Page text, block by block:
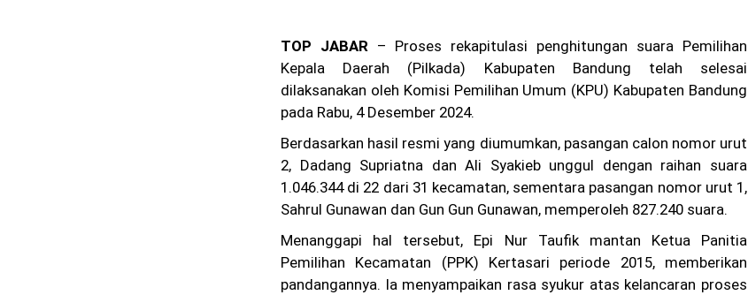
TOP JABAR – Proses rekapitulasi penghitungan suara Pemilihan
Kepala Daerah (Pilkada) Kabupaten Bandung telah selesai
dilaksanakan oleh Komisi Pemilihan Umum (KPU) Kabupaten Bandung
pada Rabu, 4 Desember 2024.
Berdasarkan hasil resmi yang diumumkan, pasangan calon nomor urut
2, Dadang Supriatna dan Ali Syakieb unggul dengan raihan suara
1.046.344 di 22 dari 31 kecamatan, sementara pasangan nomor urut 1,
Sahrul Gunawan dan Gun Gun Gunawan, memperoleh 827.240 suara.
Menanggapi hal tersebut, Epi Nur Taufik mantan Ketua Panitia
Pemilihan Kecamatan (PPK) Kertasari periode 2015, memberikan
pandangannya. Ia menyampaikan rasa syukur atas kelancaran proses